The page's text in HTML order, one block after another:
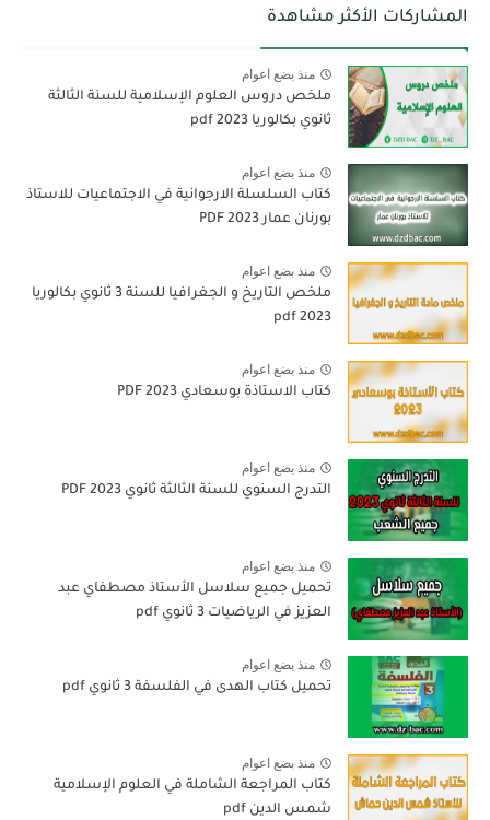
المشاركات الأكثر مشاهدة
منذ بضع اعوام
ملخص دروس العلوم الإسلامية للسنة الثالثة
ثانوي بكالوريا pdf 2023
منذ بضع اعوام
كتاب السلسلة الارجوانية في الاجتماعيات للاستاذ
بورنان عمار 2023 PDF
منذ بضع اعوام
ملخص التاريخ و الجغرافيا للسنة 3 ثانوي بكالوريا
pdf 2023
منذ بضع اعوام
كتاب الاستاذة بوسعادي 2023 PDF
منذ بضع اعوام
التدرج السنوي للسنة الثالثة ثانوي 2023 PDF
منذ بضع اعوام
تحميل جميع سلاسل الأستاذ مصطفاي عبد
العزيز في الرياضيات 3 ثانوي pdf
منذ بضع اعوام
تحميل كتاب الهدى في الفلسفة 3 ثانوي pdf
منذ بضع اعوام
كتاب المراجعة الشاملة في العلوم الإسلامية
شمس الدين pdf